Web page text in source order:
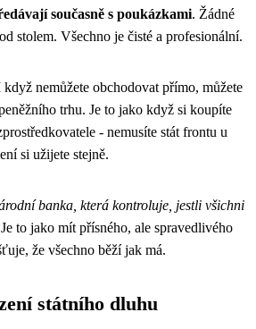
současně s poukázkami. Žádné
stolem. Všechno je čisté a profesionální.
nemůžete obchodovat přímo, můžete
trhu. Je to jako když si koupíte
- nemusíte stát frontu u
si užijete stejně.
banka, která kontroluje, jestli všichni
to jako mít přísného, ale spravedlivého
že všechno běží jak má.
státního dluhu